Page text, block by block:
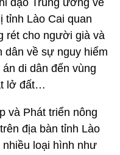
đạo Trung ương về
tỉnh Lào Cai quan
rét cho người già và
dân về sự nguy hiểm
di dân đến vùng
lở đất…
và Phát triển nông
địa bàn tỉnh Lào
loại hình như